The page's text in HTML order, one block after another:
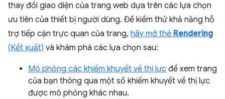
thay đổi giao diện của trang web dựa trên các lựa chọn
ưu tiên của thiết bị người dùng. Để kiểm thử khả năng hỗ
trợ tiếp cận trực quan của trang, hãy mở thẻ Rendering
(Kết xuất) và khám phá các lựa chọn sau:
Mô phỏng các khiếm khuyết về thị lực để xem trang
của bạn thông qua một số khiếm khuyết về thị lực
được mô phỏng khác nhau.